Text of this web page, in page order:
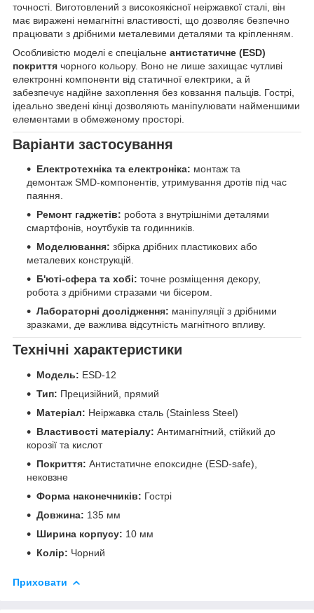
точності. Виготовлений з високоякісної неіржавкої сталі, він
має виражені немагнітні властивості, що дозволяє безпечно
працювати з дрібними металевими деталями та кріпленням.
Особливістю моделі є спеціальне антистатичне (ESD)
покриття чорного кольору. Воно не лише захищає чутливі
електронні компоненти від статичної електрики, а й
забезпечує надійне захоплення без ковзання пальців. Гострі,
ідеально зведені кінці дозволяють маніпулювати найменшими
елементами в обмеженому просторі.
Варіанти застосування
Електротехніка та електроніка: монтаж та
демонтаж SMD-компонентів, утримування дротів під час
паяння.
Ремонт гаджетів: робота з внутрішніми деталями
смартфонів, ноутбуків та годинників.
Моделювання: збірка дрібних пластикових або
металевих конструкцій.
Б'юті-сфера та хобі: точне розміщення декору,
робота з дрібними стразами чи бісером.
Лабораторні дослідження: маніпуляції з дрібними
зразками, де важлива відсутність магнітного впливу.
Технічні характеристики
Модель: ESD-12
Тип: Прецизійний, прямий
Матеріал: Неіржавка сталь (Stainless Steel)
Властивості матеріалу: Антимагнітний, стійкий до
корозії та кислот
Покриття: Антистатичне епоксидне (ESD-safe),
нековзне
Форма наконечників: Гострі
Довжина: 135 мм
Ширина корпусу: 10 мм
Колір: Чорний
Приховати